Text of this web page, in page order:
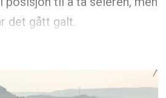
det gått galt.